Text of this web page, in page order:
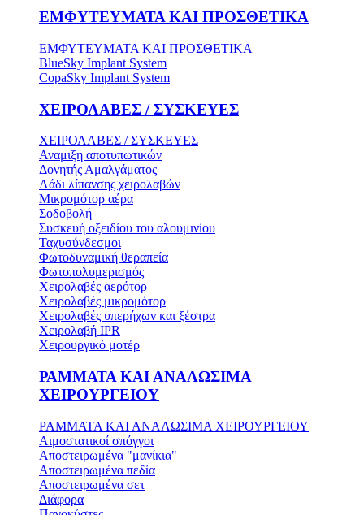
ΕΜΦΥΤΕΥΜΑΤΑ ΚΑΙ ΠΡΟΣΘΕΤΙΚΑ
ΕΜΦΥΤΕΥΜΑΤΑ ΚΑΙ ΠΡΟΣΘΕΤΙΚΑ
BlueSky Implant System
CopaSky Implant System
ΧΕΙΡΟΛΑΒΕΣ / ΣΥΣΚΕΥΕΣ
ΧΕΙΡΟΛΑΒΕΣ / ΣΥΣΚΕΥΕΣ
Αναμιξη αποτυπωτικών
Δονητής Αμαλγάματος
Λάδι λίπανσης χειρολαβών
Μικρομότορ αέρα
Σοδοβολή
Συσκευή οξειδίου του αλουμινίου
Ταχυσύνδεσμοι
Φωτοδυναμική θεραπεία
Φωτοπολυμερισμός
Χειρολαβές αερότορ
Χειρολαβές μικρομότορ
Χειρολαβές υπερήχων και ξέστρα
Χειρολαβή IPR
Χειρουργικό μοτέρ
ΡΑΜΜΑΤΑ ΚΑΙ ΑΝΑΛΩΣΙΜΑ
ΧΕΙΡΟΥΡΓΕΙΟΥ
ΡΑΜΜΑΤΑ ΚΑΙ ΑΝΑΛΩΣΙΜΑ ΧΕΙΡΟΥΡΓΕΙΟΥ
Αιμοστατικοί σπόγγοι
Αποστειρωμένα "μανίκια"
Αποστειρωμένα πεδία
Αποστειρωμένα σετ
Διάφορα